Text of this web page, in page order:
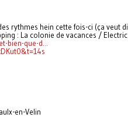
rythmes hein cette fois-ci (ça veut
: La colonie de vacances /
que-d...
en-Velin